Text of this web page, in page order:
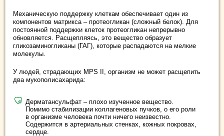
Механическую поддержку клеткам обеспечивает один из
компонентов матрикса – протеогликан (сложный белок). Для
постоянной поддержки клеток протеогликан непрерывно
обновляется. Расщепляясь, это вещество образует
гликозаминогликаны (ГАГ), которые распадаются на мелкие
молекулы.
У людей, страдающих MPS II, организм не может расщепить
два мукополисахарида:
Дерматансульфат – плохо изученное вещество.
Помимо стабилизации коллагеновых пучков, о его роли
в организме человека почти ничего неизвестно.
Содержится в артериальных стенках, кожных покровах,
сердце.